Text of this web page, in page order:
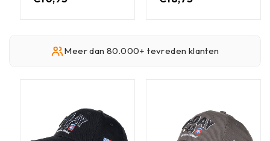
Meer dan 80.000+ tevreden klanten